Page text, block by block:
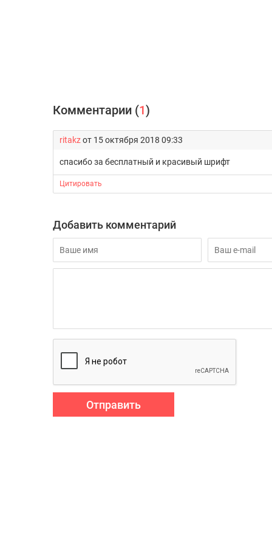
Комментарии (1)
ritakzот 15 октября 2018 09:33
спасибо за бесплатный и красивый шрифт
Цитировать
Добавить комментарий
Отправить